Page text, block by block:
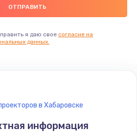
Заказать
1400 руб.
я даю свое согласие на
данных.
в Хабаровске
информация